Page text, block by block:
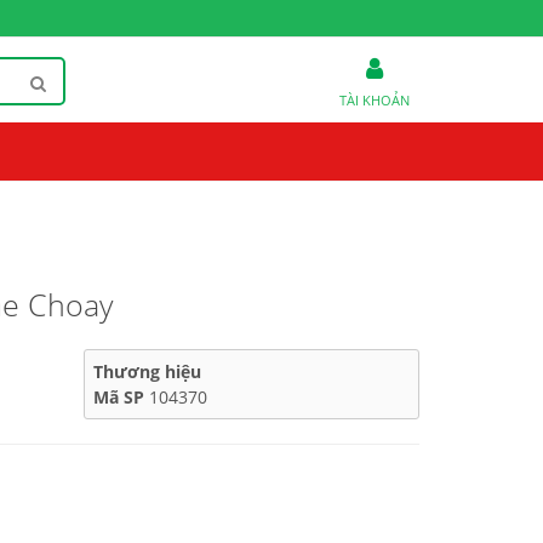
TÀI KHOẢN
Choay
Thương hiệu
Mã SP 104370